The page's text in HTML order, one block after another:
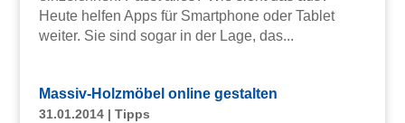
Heute helfen Apps für Smartphone oder Tablet
weiter. Sie sind sogar in der Lage, das...
Massiv-Holzmöbel online gestalten
31.01.2014| Tipps